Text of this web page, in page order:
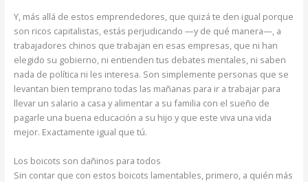
Y, más allá de estos emprendedores, que quizá te den igual porque
son ricos capitalistas, estás perjudicando —y de qué manera—, a
trabajadores chinos que trabajan en esas empresas, que ni han
elegido su gobierno, ni entienden tus debates mentales, ni saben
nada de política ni les interesa. Son simplemente personas que se
levantan bien temprano todas las mañanas para ir a trabajar para
llevar un salario a casa y alimentar a su familia con el sueño de
pagarle una buena educación a su hijo y que este viva una vida
mejor. Exactamente igual que tú.
Los boicots son dañinos para todos
Sin contar que con estos boicots lamentables, primero, a quién más